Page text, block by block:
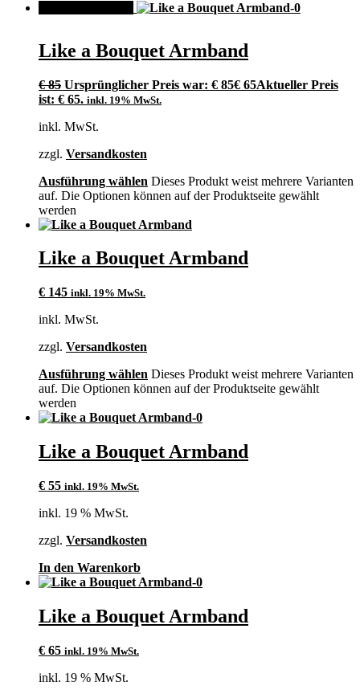
Like a Bouquet Armband
€85 Ursprünglicher Preis war: € 85€ 65Aktueller Preis
ist: € 65. inkl. 19% MwSt.
inkl. MwSt.
zzgl. Versandkosten
Ausführung wählen Dieses Produkt weist mehrere Varianten
auf. Die Optionen können auf der Produktseite gewählt
werden
Like a Bouquet Armband
€ 145 inkl. 19% MwSt.
inkl. MwSt.
zzgl. Versandkosten
Ausführung wählen Dieses Produkt weist mehrere Varianten
auf. Die Optionen können auf der Produktseite gewählt
werden
Like a Bouquet Armband
€ 55 inkl. 19% MwSt.
inkl. 19 % MwSt.
zzgl. Versandkosten
In den Warenkorb
Like a Bouquet Armband
€ 65 inkl. 19% MwSt.
inkl. 19 % MwSt.